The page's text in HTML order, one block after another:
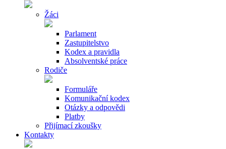
Žáci
Parlament
Zastupitelstvo
Kodex a pravidla
Absolventské práce
Rodiče
Formuláře
Komunikační kodex
Otázky a odpovědi
Platby
Přijímací zkoušky
Kontakty